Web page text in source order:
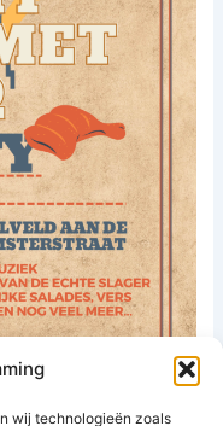
wij technologieën zoals